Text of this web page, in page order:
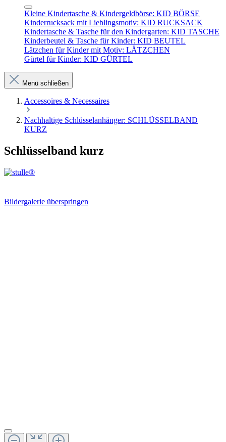
Kleine Kindertasche & Kindergeldbörse: KID BÖRSE
Kinderrucksack mit Lieblingsmotiv: KID RUCKSACK
Kindertasche & Tasche für den Kindergarten: KID TASCHE
Kinderbeutel & Tasche für Kinder: KID BEUTEL
Lätzchen für Kinder mit Motiv: LÄTZCHEN
Gürtel für Kinder: KID GÜRTEL
Menü schließen
Accessoires & Necessaires
Nachhaltige Schlüsselanhänger: SCHLÜSSELBAND
KURZ
Schlüsselband kurz
Bildergalerie überspringen